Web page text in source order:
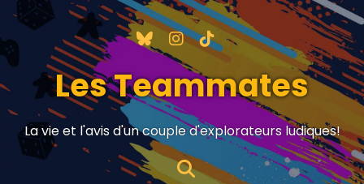
Les Teammates
La vie et l'avis d'un couple d'explorateurs ludiques!